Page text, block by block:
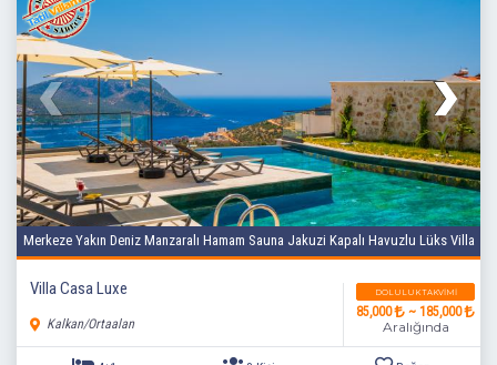
4+1 Beğen
Merkeze Yakın Deniz Manzaralı Hamam Sauna Jakuzi Kapalı Havuzlu Lüks Villa
Villa Casa Luxe
Kalkan/Ortaalan
DOLULUK TAKVIMI
85,000 ~ 185,000
Aralığında